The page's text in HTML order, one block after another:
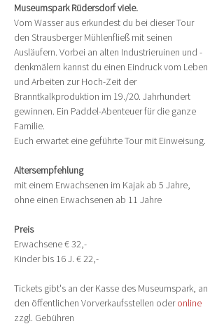
Museumspark Rüdersdorf viele.
Vom Wasser aus erkundest du bei dieser Tour
den Strausberger Mühlenfließ mit seinen
Ausläufern. Vorbei an alten Industrieruinen und -
denkmälern kannst du einen Eindruck vom Leben
und Arbeiten zur Hoch-Zeit der
Branntkalkproduktion im 19./20. Jahrhundert
gewinnen. Ein Paddel-Abenteuer für die ganze
Familie.
Euch erwartet eine geführte Tour mit Einweisung.
Altersempfehlung
mit einem Erwachsenen im Kajak ab 5 Jahre,
ohne einen Erwachsenen ab 11 Jahre
Preis
Erwachsene € 32,-
Kinder bis 16 J. € 22,-
Tickets gibt's an der Kasse des Museumspark, an
den öffentlichen Vorverkaufsstellen oder online
zzgl. Gebühren